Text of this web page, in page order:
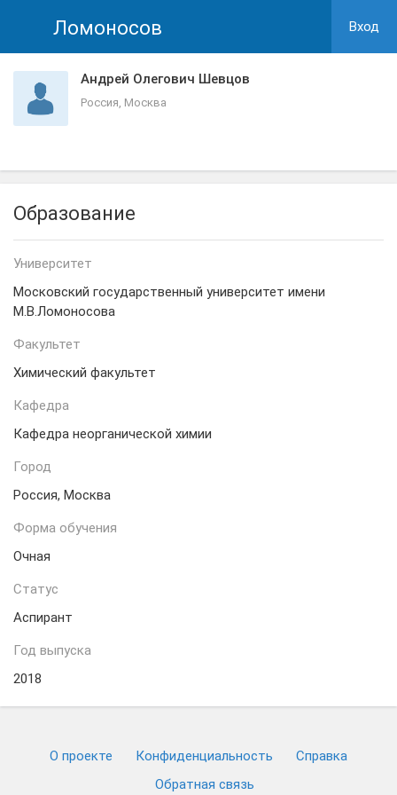
Ломоносов Вход
Андрей Олегович Шевцов
Россия, Москва
Образование
Университет
Московский государственный университет имени
М.В.Ломоносова
Факультет
Химический факультет
Кафедра
Кафедра неорганической химии
Город
Россия, Москва
Форма обучения
Очная
Статус
Аспирант
Год выпуска
2018
О проекте Конфиденциальность
Cправка
Обратная связь